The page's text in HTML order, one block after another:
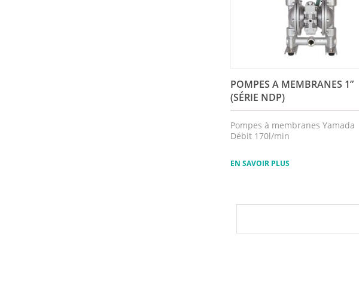
POMPES A MEMBRANES 1”
(SÉRIE NDP)
Pompes à membranes Yamada
Débit 170l/min
EN SAVOIR PLUS